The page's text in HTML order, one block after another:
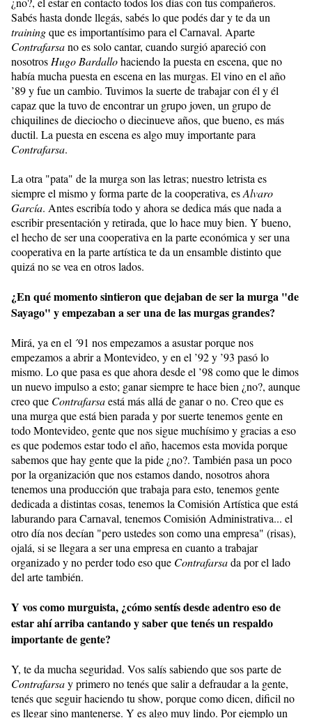
Sabés hasta donde llegás, sabés lo que podés dar y te da un
trainingque es importantísimo para el Carnaval. Aparte
Contrafarsano es solo cantar, cuando surgió apareció con
nosotrosHugo Bardallohaciendo la puesta en escena, que no
había mucha puesta en escena en las murgas. El vino en el año
’89 y fue un cambio. Tuvimos la suerte de trabajar con él y él
capaz que la tuvo de encontrar un grupo joven, un grupo de
chiquilines de dieciocho o diecinueve años, que bueno, es más
ductil. La puesta en escena es algo muy importante para
Contrafarsa.
La otra "pata" de la murga son las letras; nuestro letrista es
siempre el mismo y forma parte de la cooperativa, esAlvaro
García. Antes escribía todo y ahora se dedica más que nada a
escribir presentación y retirada, que lo hace muy bien. Y bueno,
el hecho de ser una cooperativa en la parte económica y ser una
cooperativa en la parte artística te da un ensamble distinto que
quizá no se vea en otros lados.
¿En qué momento sintieron que dejaban de ser la murga "de
Sayago" y empezaban a ser una de las murgas grandes?
Mirá, ya en el ´91 nos empezamos a asustar porque nos
empezamos a abrir a Montevideo, y en el ’92 y ’93 pasó lo
mismo. Lo que pasa es que ahora desde el ’98 como que le dimos
un nuevo impulso a esto; ganar siempre te hace bien ¿no?, aunque
creo que Contrafarsaestá más allá de ganar o no. Creo que es
una murga que está bien parada y por suerte tenemos gente en
todo Montevideo, gente que nos sigue muchísimo y gracias a eso
es que podemos estar todo el año, hacemos esta movida porque
sabemos que hay gente que la pide ¿no?. También pasa un poco
por la organización que nos estamos dando, nosotros ahora
tenemos una producción que trabaja para esto, tenemos gente
dedicada a distintas cosas, tenemos la Comisión Artística que está
laburando para Carnaval, tenemos Comisión Administrativa... el
otro día nos decían "pero ustedes son como una empresa" (risas),
ojalá, si se llegara a ser una empresa en cuanto a trabajar
organizado y no perder todo eso que Contrafarsada por el lado
del arte también.
Y vos como murguista, ¿cómo sentís desde adentro eso de
estar ahí arriba cantando y saber que tenés un respaldo
importante de gente?
Y, te da mucha seguridad. Vos salís sabiendo que sos parte de
Contrafarsay primero no tenés que salir a defraudar a la gente,
tenés que seguir haciendo tu show, porque como dicen, dificil no
es llegar sino mantenerse. Y es algo muy lindo. Por ejemplo un